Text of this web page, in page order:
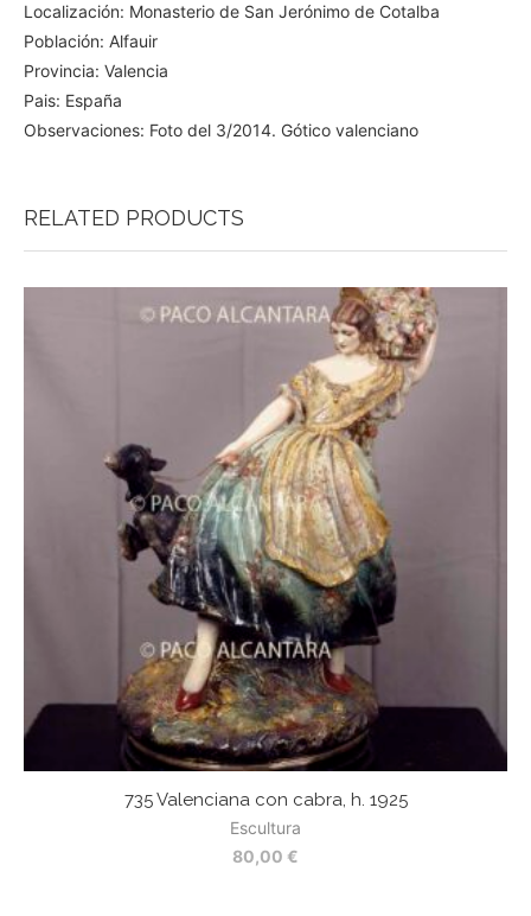
Localización: Monasterio de San Jerónimo de Cotalba
Población: Alfauir
Provincia: Valencia
Pais: España
Observaciones: Foto del 3/2014. Gótico valenciano
RELATED PRODUCTS
735 Valenciana con cabra, h. 1925
Escultura
80,00 €